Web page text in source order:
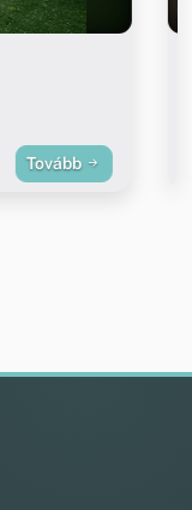
Tovább